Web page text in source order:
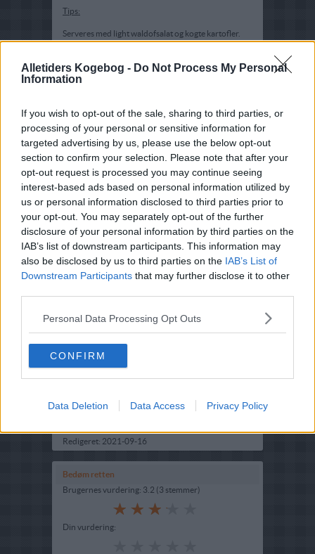
Alletiders Kogebog - Do Not Process My Personal
Information
If you wish to opt-out of the sale, sharing to third parties, or
processing of your personal or sensitive information for
targeted advertising by us, please use the below opt-out
section to confirm your selection. Please note that after your
opt-out request is processed you may continue seeing
interest-based ads based on personal information utilized by
us or personal information disclosed to third parties prior to
your opt-out. You may separately opt-out of the further
disclosure of your personal information by third parties on the
IAB’s list of downstream participants. This information may
also be disclosed by us to third parties on the IAB’s List of
Downstream Participants that may further disclose it to other
Personal Data Processing Opt Outs
CONFIRM
Data Deletion Data Access Privacy Policy
Tips:
Serveres med light waldofsalat og kogte kartofler.
Opskriftsinfo
Hovedingrediens :
Redigeret: 2021-09-16
Bedøm retten
Brugernes vurdering: 3.2 (3 stemmer)
Din vurdering: